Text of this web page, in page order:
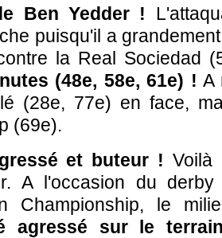
Ben Yedder !
puisqu'il a
la Real Sociedad
(48e, 58e, 61e) ! A
(28e, 77e) en face,
(69e).
et buteur ! Voilà
A l'occasion du
Championship, le
agressé sur le